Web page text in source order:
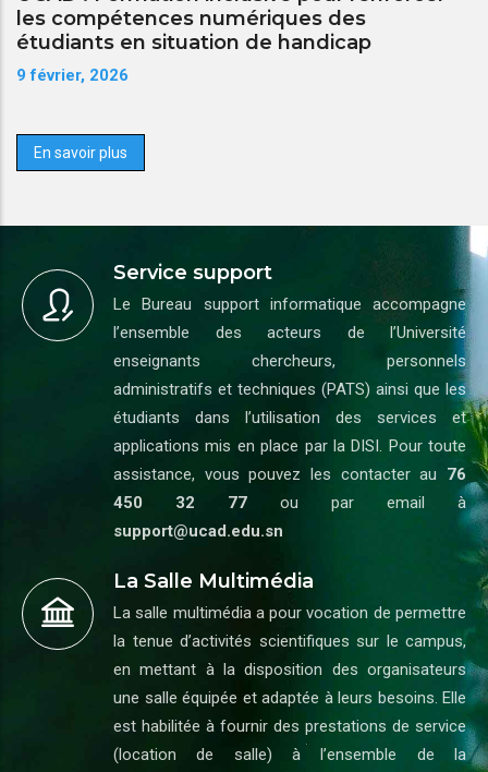
les compétences numériques des
étudiants en situation de handicap
9 février, 2026
En savoir plus
Service support
Le Bureau support informatique accompagne
l’ensemble des acteurs de l’Université
enseignants chercheurs, personnels
administratifs et techniques (PATS) ainsi que les
étudiants dans l’utilisation des services et
applications mis en place par la DISI. Pour toute
assistance, vous pouvez les contacter au 76
450 32 77 ou par email à
support@ucad.edu.sn
La Salle Multimédia
La salle multimédia a pour vocation de permettre
la tenue d’activités scientifiques sur le campus,
en mettant à la disposition des organisateurs
une salle équipée et adaptée à leurs besoins. Elle
est habilitée à fournir des prestations de service
(location de salle) à l’ensemble de la